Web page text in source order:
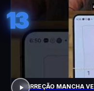
13
CORREÇÃO MANCHA